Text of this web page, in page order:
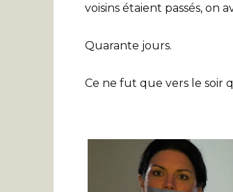
voisins étaient passés, on
Quarante jours.
Ce ne fut que vers le soir